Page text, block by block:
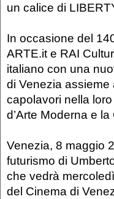
un calice di
In occasione del
ARTE.it e RAI
italiano con una
di Venezia
capolavori nella
d’Arte Moderna e
Venezia, 8 maggio
futurismo di
che vedrà
del Cinema di